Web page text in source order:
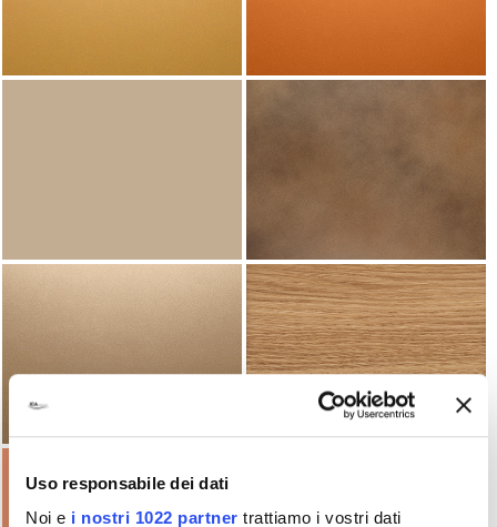
Uso responsabile dei dati
Noi e i nostri 1022 partner trattiamo i vostri dati